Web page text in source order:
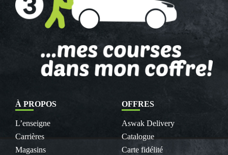
À PROPOS
L’enseigne
Carrières
Magasins
OFFRES
Aswak Delivery
Catalogue
Carte fidélité